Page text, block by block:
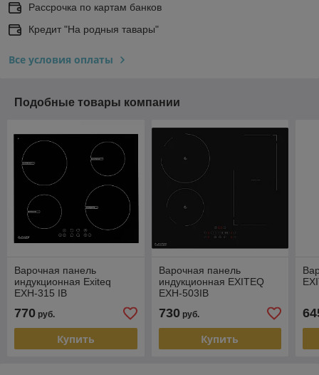
Рассрочка по картам банков
Кредит "На родныя тавары"
Все условия оплаты
Подобные товары компании
Варочная панель
индукционная Exiteq
EXH-315 IB
770 руб.
Купить
Варочная панель
индукционная EXITEQ
EXH-503IB
730руб.
Купить